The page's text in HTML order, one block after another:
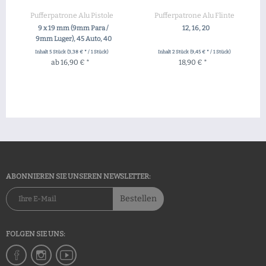
Pufferpatrone Alu Pistole
9 x 19 mm (9mm Para /
9mm Luger), 45 Auto, 40
S&W
Inhalt5 Stück(3,38 € * / 1 Stück)
ab 16,90 € *
Pufferpatrone Alu Flinte
12, 16, 20
Inhalt2 Stück(9,45 € * / 1 Stück)
18,90 € *
ABONNIEREN SIE UNSEREN NEWSLETTER:
Bestellen
FOLGEN SIE UNS: